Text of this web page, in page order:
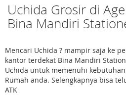
Uchida Grosir di
Bina Mandiri
Mencari Uchida ? mampir saja ke
kantor terdekat Bina Mandiri
Uchida untuk memenuhi
Rumah anda. Selengkapnya bisa
ATK